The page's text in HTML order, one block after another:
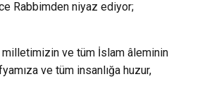
Rabbimden niyaz ediyor;
ve tüm İslam âleminin
ve tüm insanlığa huzur,